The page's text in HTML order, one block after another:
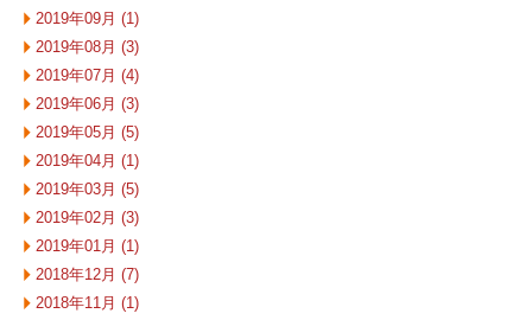
2019年09月 (1)
2019年08月 (3)
2019年07月 (4)
2019年06月 (3)
2019年05月 (5)
2019年04月 (1)
2019年03月 (5)
2019年02月 (3)
2019年01月 (1)
2018年12月 (7)
2018年11月 (1)